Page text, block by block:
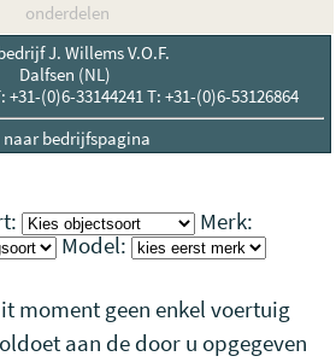
onderdelen
J. Willems V.O.F.
Dalfsen (NL)
(0)6-33144241 T: +31-(0)6-53126864
naar bedrijfspagina
Merk:
Model:
moment geen enkel voertuig
aan de door u opgegeven